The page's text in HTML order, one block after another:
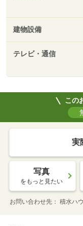
建物設備
テレビ・通信
この
実
写真
をもっと見たい
お問い合わせ先 積水ハ